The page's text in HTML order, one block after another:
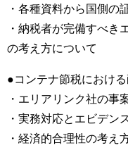
・各種資料から国側の
・納税者が完備すべき
の考え方について
●コンテナ節税におけ
・エリアリンク社の事
・実務対応とエビデン
・経済的合理性の考え